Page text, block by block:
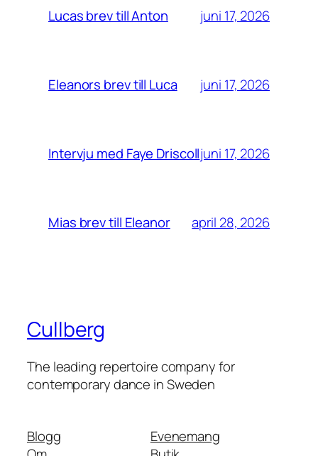
Lucas brev till Anton juni 17, 2026
Eleanors brev till Luca juni 17, 2026
Intervju med Faye Driscolljuni 17, 2026
Mias brev till Eleanor april 28, 2026
Cullberg
The leading repertoire company for
contemporary dance in Sweden
Blogg
Evenemang